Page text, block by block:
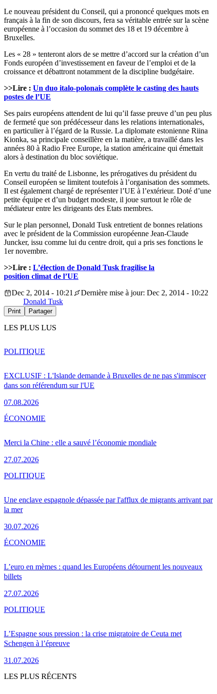
Le nouveau président du Conseil, qui a prononcé quelques mots en
français à la fin de son discours, fera sa véritable entrée sur la scène
européenne à l’occasion du sommet des 18 et 19 décembre à
Bruxelles.
Les « 28 » tenteront alors de se mettre d’accord sur la création d’un
Fonds européen d’investissement en faveur de l’emploi et de la
croissance et débattront notamment de la discipline budgétaire.
>>Lire : Un duo italo-polonais complète le casting des hauts
postes de l’UE
Ses pairs européens attendent de lui qu’il fasse preuve d’un peu plus
de fermeté que son prédécesseur dans les relations internationales,
en particulier à l’égard de la Russie. La diplomate estonienne Riina
Kionka, sa principale conseillère en la matière, a travaillé dans les
années 80 à Radio Free Europe, la station américaine qui émettait
alors à destination du bloc soviétique.
En vertu du traité de Lisbonne, les prérogatives du président du
Conseil européen se limitent toutefois à l’organisation des sommets.
Il est également chargé de représenter l’UE à l’extérieur. Doté d’une
petite équipe et d’un budget modeste, il joue surtout le rôle de
médiateur entre les dirigeants des Etats membres.
Sur le plan personnel, Donald Tusk entretient de bonnes relations
avec le président de la Commission européenne Jean-Claude
Juncker, issu comme lui du centre droit, qui a pris ses fonctions le
1er novembre.
>>Lire : L’élection de Donald Tusk fragilise la
position climat de l’UE
Dec 2, 2014 - 10:21
Dernière mise à jour: Dec 2, 2014 - 10:22
Donald Tusk
Print Partager
LES PLUS LUS
EXCLUSIF : L'Islande demande à Bruxelles de ne pas s'immiscer
dans son référendum sur l'UE
07.08.2026
POLITIQUE
Merci la Chine : elle a sauvé l’économie mondiale
27.07.2026
ÉCONOMIE
Une enclave espagnole dépassée par l'afflux de migrants arrivant par
la mer
30.07.2026
POLITIQUE
L’euro en mèmes : quand les Européens détournent les nouveaux
billets
27.07.2026
ÉCONOMIE
L’Espagne sous pression : la crise migratoire de Ceuta met
Schengen à l’épreuve
31.07.2026
POLITIQUE
LES PLUS RÉCENTS